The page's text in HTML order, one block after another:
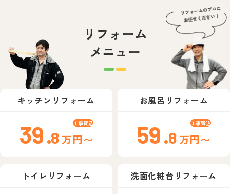
リフォーム
メニュー
キッチンリフォーム
39.8 万円〜
工事費込
お風呂リフォーム
59.8 万円〜
工事費込
トイレリフォーム 洗面化粧台リフォーム